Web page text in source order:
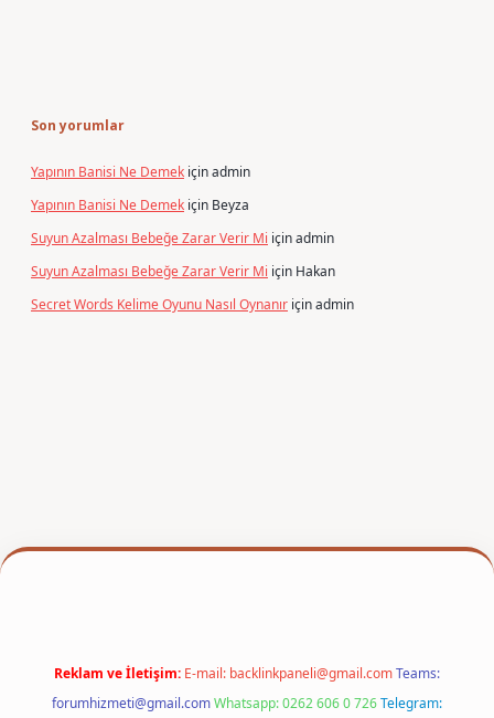
Son yorumlar
Yapının Banisi Ne Demek içinadmin
Yapının Banisi Ne Demek için Beyza
Suyun Azalması Bebeğe Zarar Verir Mi içinadmin
Suyun Azalması Bebeğe Zarar Verir Mi için Hakan
Secret Words Kelime Oyunu Nasıl Oynanır içinadmin
Reklam ve İletişim: E-mail: backlinkpaneli@gmail.comTeams:
forumhizmeti@gmail.comWhatsapp: 0262 606 0 726Telegram: